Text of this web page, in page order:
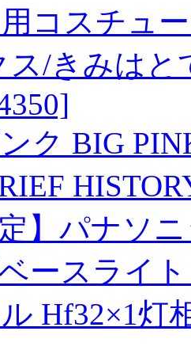
コスチュ
ス/きみは
ク BIG
定】パナソ
ースライ
Hf32×1灯